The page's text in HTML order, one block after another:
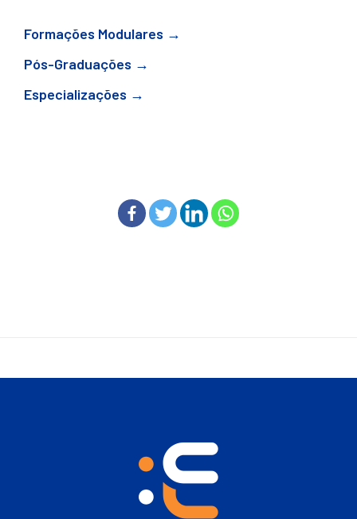
Formações Modulares →
Pós-Graduações →
Especializações →